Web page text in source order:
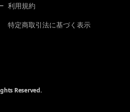
利用規約
特定商取引法に基づく表示
Reserved.